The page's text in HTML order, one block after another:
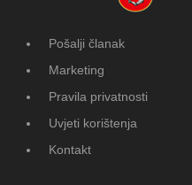
Pošalji članak
Marketing
Pravila privatnosti
Uvjeti korištenja
Kontakt